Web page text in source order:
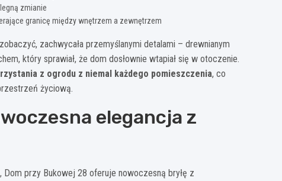
zmianie
granicę między wnętrzem a zewnętrzem
zachwycała przemyślanymi detalami – drewnianym
który sprawiał, że dom dosłownie wtapiał się w otoczenie.
z ogrodu z niemal każdego pomieszczenia, co
życiową.
elegancja z
przy Bukowej 28 oferuje nowoczesną bryłę z